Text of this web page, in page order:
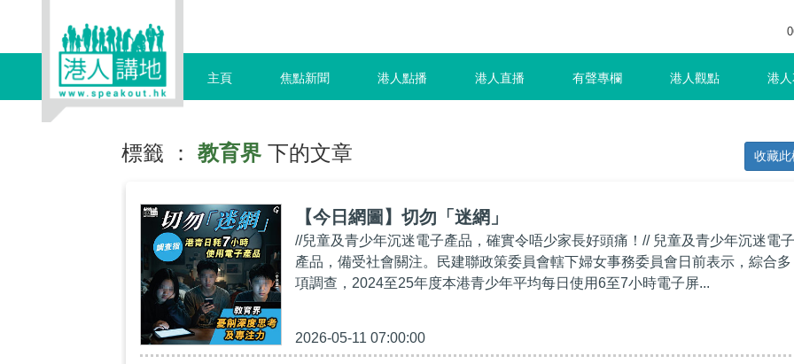
主頁 焦點新聞 港人點播 港人直播 有聲專欄 港人觀點 港
標籤 ： 教育界 下的文章 收藏此
【今日網圖】切勿「迷網」
//兒童及青少年沉迷電子產品，確實令唔少家長好頭痛！// 兒童及青少年沉迷電子
產品，備受社會關注。民建聯政策委員會轄下婦女事務委員會日前表示，綜合多
項調查，2024至25年度本港青少年平均每日使用6至7小時電子屏...
2026-05-11 07:00:00